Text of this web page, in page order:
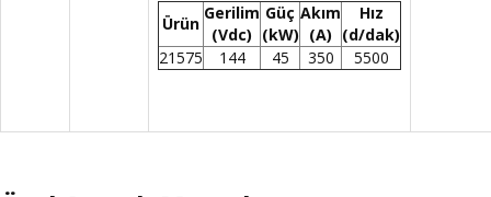
Ürün
Gerilim
(Vdc)
Güç
(kW)
Akım
(A)
Hız
(d/dak)
21575
144 45 350 5500